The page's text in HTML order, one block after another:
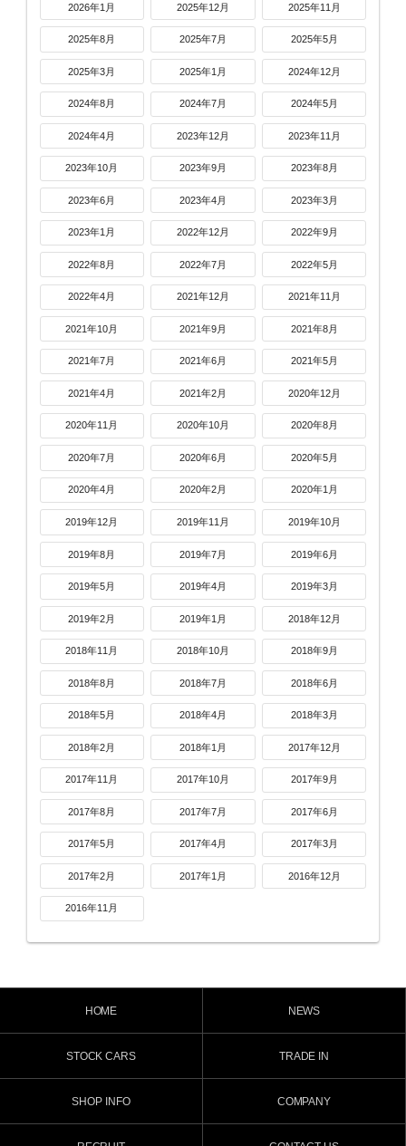
2026年1月 2025年12月 2025年11月
2025年8月 2025年7月 2025年5月
2025年3月 2025年1月 2024年12月
2024年8月 2024年7月 2024年5月
2024年4月 2023年12月 2023年11月
2023年10月 2023年9月 2023年8月
2023年6月 2023年4月 2023年3月
2023年1月 2022年12月 2022年9月
2022年8月 2022年7月 2022年5月
2022年4月 2021年12月 2021年11月
2021年10月 2021年9月 2021年8月
2021年7月 2021年6月 2021年5月
2021年4月 2021年2月 2020年12月
2020年11月 2020年10月 2020年8月
2020年7月 2020年6月 2020年5月
2020年4月 2020年2月 2020年1月
2019年12月 2019年11月 2019年10月
2019年8月 2019年7月 2019年6月
2019年5月 2019年4月 2019年3月
2019年2月 2019年1月 2018年12月
2018年11月 2018年10月 2018年9月
2018年8月 2018年7月 2018年6月
2018年5月 2018年4月 2018年3月
2018年2月 2018年1月 2017年12月
2017年11月 2017年10月 2017年9月
2017年8月 2017年7月 2017年6月
2017年5月 2017年4月 2017年3月
2017年2月 2017年1月 2016年12月
2016年11月
HOME NEWS
STOCK CARS TRADE IN
SHOP INFO COMPANY